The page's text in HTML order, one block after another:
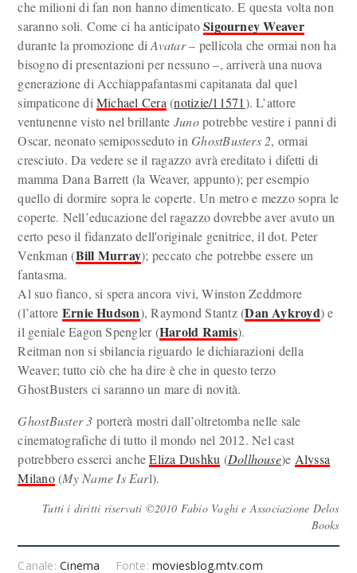
che milioni di fan non hanno dimenticato. E questa volta non
saranno soli. Come ci ha anticipatoSigourney Weaver
durante la promozione diAvatar– pellicola che ormai non ha
bisogno di presentazioni per nessuno –, arriverà una nuova
generazione di Acchiappafantasmi capitanata dal quel
simpaticone diMichael Cera (notizie/11571). L’attore
ventunenne visto nel brillante Junopotrebbe vestire i panni di
Oscar, neonato semiposseduto in GhostBusters 2, ormai
cresciuto. Da vedere se il ragazzo avrà ereditato i difetti di
mamma Dana Barrett (la Weaver, appunto); per esempio
quello di dormire sopra le coperte. Un metro e mezzo sopra le
coperte. Nell’educazione del ragazzo dovrebbe aver avuto un
certo peso il fidanzato dell'originale genitrice, il dot. Peter
Venkman (Bill Murray); peccato che potrebbe essere un
fantasma.
Al suo fianco, si spera ancora vivi, Winston Zeddmore
(l’attore Ernie Hudson), Raymond Stantz (Dan Aykroyd) e
il geniale Eagon Spengler (Harold Ramis).
Reitman non si sbilancia riguardo le dichiarazioni della
Weaver; tutto ciò che ha dire è che in questo terzo
GhostBusters ci saranno un mare di novità.
GhostBuster 3 porterà mostri dall’oltretomba nelle sale
cinematografiche di tutto il mondo nel 2012. Nel cast
potrebbero esserci ancheEliza Dushku (Dollhouse)e Alyssa
Milano(My Name Is Earl).
Tutti i diritti riservati ©2010 Fabio Vaghi e Associazione Delos
Books
Canale:Cinema Fonte:moviesblog.mtv.com